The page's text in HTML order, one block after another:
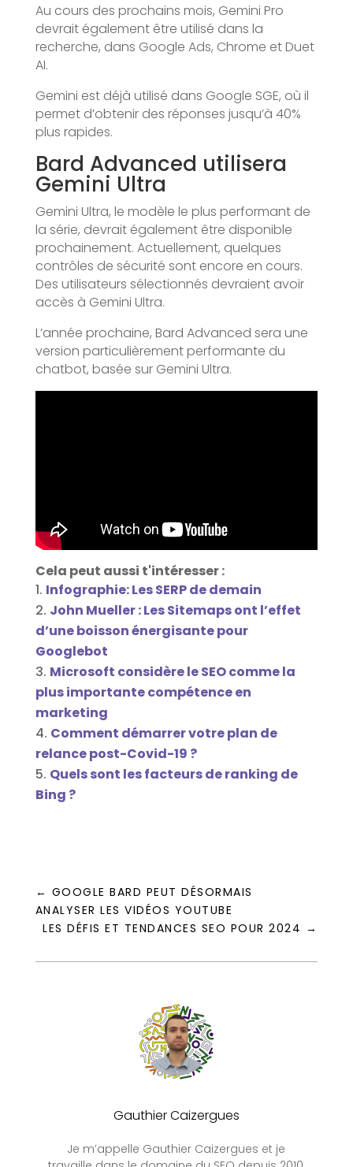
Au cours des prochains mois, Gemini Pro
devrait également être utilisé dans la
recherche, dans Google Ads, Chrome et Duet
AI.
Gemini est déjà utilisé dans Google SGE, où il
permet d’obtenir des réponses jusqu’à 40%
plus rapides.
Bard Advanced utilisera
Gemini Ultra
Gemini Ultra, le modèle le plus performant de
la série, devrait également être disponible
prochainement. Actuellement, quelques
contrôles de sécurité sont encore en cours.
Des utilisateurs sélectionnés devraient avoir
accès à Gemini Ultra.
L’année prochaine, Bard Advanced sera une
version particulièrement performante du
chatbot, basée sur Gemini Ultra.
Cela peut aussi t'intéresser :
Infographie: Les SERP de demain
John Mueller : Les Sitemaps ont l’effet
d’une boisson énergisante pour
Googlebot
Microsoft considère le SEO comme la
plus importante compétence en
marketing
Comment démarrer votre plan de
relance post-Covid-19 ?
Quels sont les facteurs de ranking de
Bing ?
← GOOGLE BARD PEUT DÉSORMAIS
ANALYSER LES VIDÉOS YOUTUBE
LES DÉFIS ET TENDANCES SEO POUR 2024 →
Gauthier Caizergues
Je m’appelle Gauthier Caizergues et je